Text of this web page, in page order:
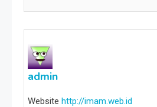
admin
Website http://imam.web.id